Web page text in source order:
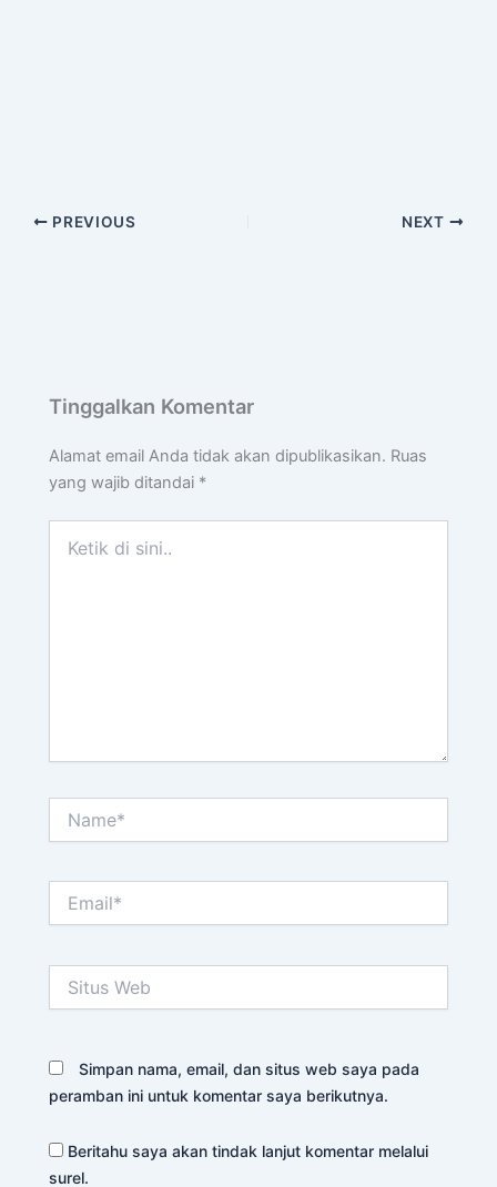
PREVIOUS NEXT
Tinggalkan Komentar
Alamat email Anda tidak akan dipublikasikan. Ruas
yang wajib ditandai *
Web
Simpan nama, email, dan situs web saya pada
peramban ini untuk komentar saya berikutnya.
Beritahu saya akan tindak lanjut komentar melalui
surel.